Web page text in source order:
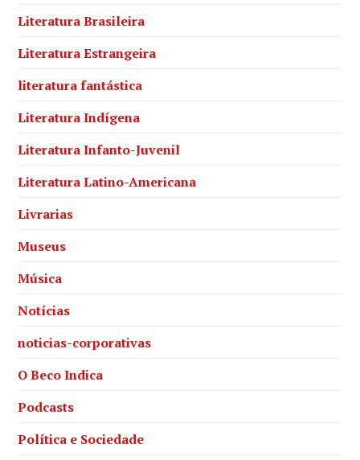
Literatura Brasileira
Literatura Estrangeira
literatura fantástica
Literatura Indígena
Literatura Infanto-Juvenil
Literatura Latino-Americana
Livrarias
Museus
Música
Notícias
noticias-corporativas
O Beco Indica
Podcasts
Política e Sociedade